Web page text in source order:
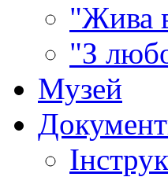
"Жива
"З
Музей